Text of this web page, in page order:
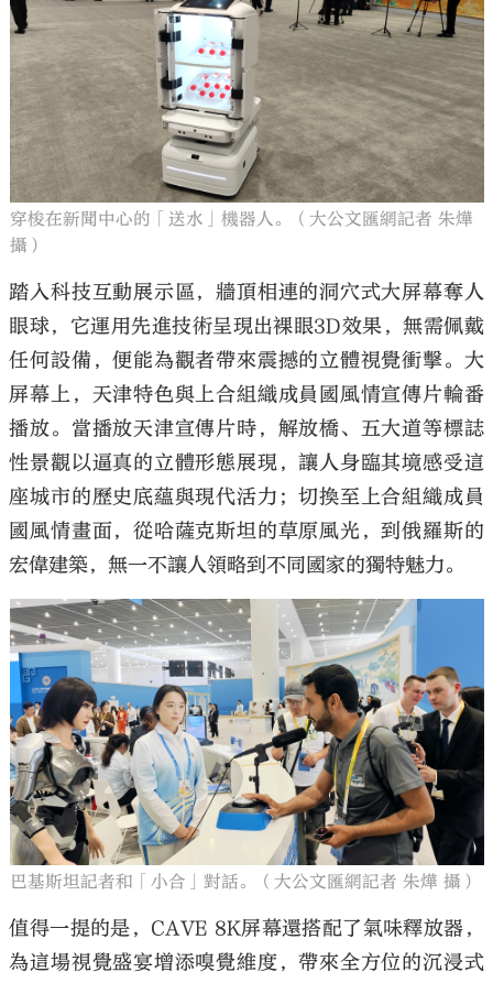
穿梭在新聞中心的「送水」機器人。（大公文匯網記者 朱燁
攝）
踏入科技互動展示區，牆頂相連的洞穴式大屏幕奪人
眼球，它運用先進技術呈現出裸眼3D效果，無需佩戴
任何設備，便能為觀者帶來震撼的立體視覺衝擊。大
屏幕上，天津特色與上合組織成員國風情宣傳片輪番
播放。當播放天津宣傳片時，解放橋、五大道等標誌
性景觀以逼真的立體形態展現，讓人身臨其境感受這
座城市的歷史底蘊與現代活力；切換至上合組織成員
國風情畫面，從哈薩克斯坦的草原風光，到俄羅斯的
宏偉建築，無一不讓人領略到不同國家的獨特魅力。
巴基斯坦記者和「小合」對話。（大公文匯網記者 朱燁 攝）
值得一提的是，CAVE 8K屏幕還搭配了氣味釋放器，
為這場視覺盛宴增添嗅覺維度，帶來全方位的沉浸式